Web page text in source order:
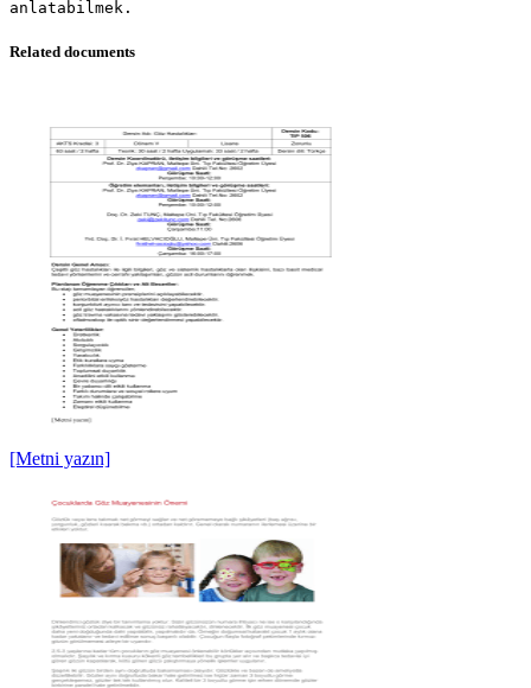
Related documents
[Metni yazın]